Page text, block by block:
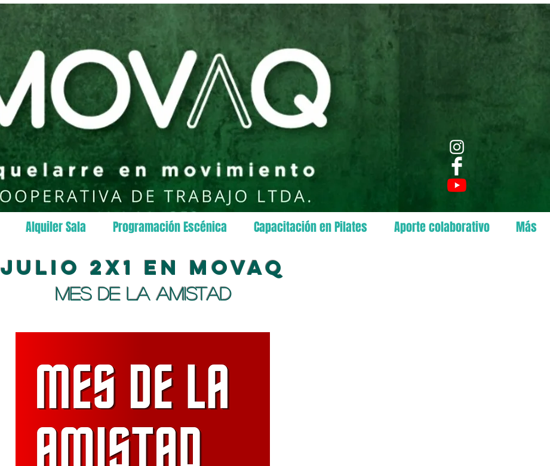
Alquiler Sala Programación Escénica Capacitación en Pilates Aporte colaborativo Más
julio 2x1 en movaq
mes de la amistad